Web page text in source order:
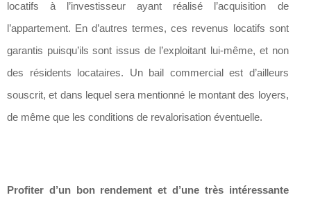
locatifs à l’investisseur ayant réalisé l’acquisition de
l’appartement. En d’autres termes, ces revenus locatifs sont
garantis puisqu’ils sont issus de l’exploitant lui-même, et non
des résidents locataires. Un bail commercial est d’ailleurs
souscrit, et dans lequel sera mentionné le montant des loyers,
de même que les conditions de revalorisation éventuelle.
Profiter d’un bon rendement et d’une très intéressante